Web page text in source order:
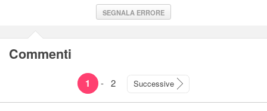
SEGNALA ERRORE
Commenti
1 - 2 Successive